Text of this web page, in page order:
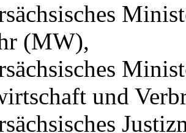
(MW),
und